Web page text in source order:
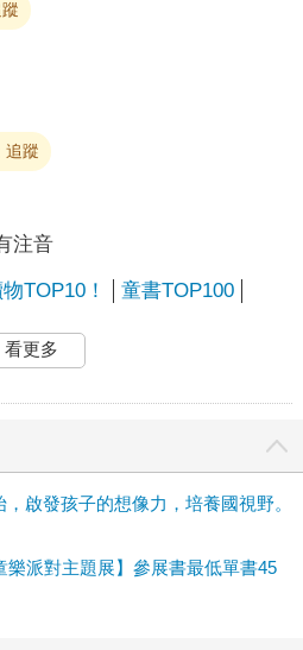
追蹤
注音
TOP10！ 童書TOP100
看更多
啟發孩子的想像力，培養國視野。
派對主題展】參展書最低單書45